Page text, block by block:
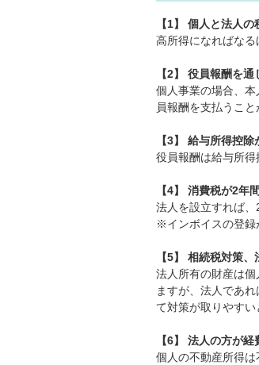
【1】 個人と法人
高所得になればなる
【2】 役員報酬を
個人事業の場合、
員報酬を支払うこと
【3】 給与所得控
役員報酬は給与所得
【4】 消費税が2年
法人を設立すれば、
※インボイスの登録
【5】 相続税対策
法人所有の財産は
ますが、法人であ
て対策が取りやすい
【6】 法人の方が
個人の不動産所得